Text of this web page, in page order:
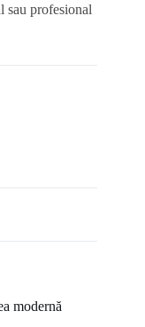
sau profesional
modernă